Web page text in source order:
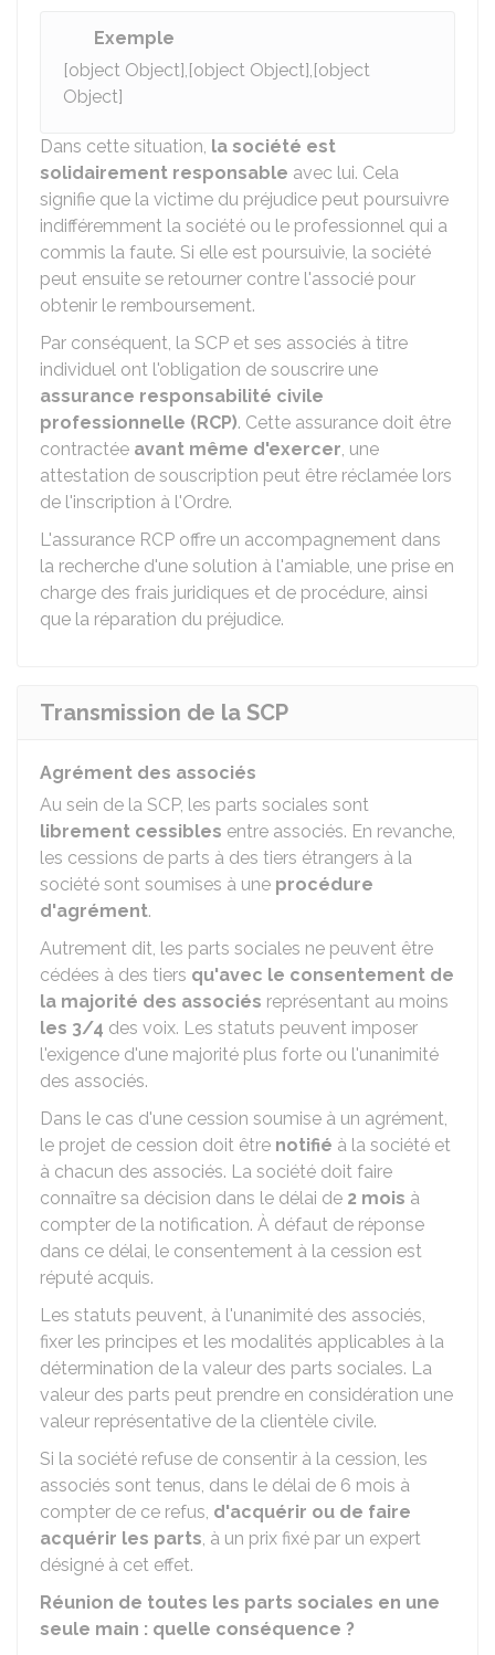
Exemple
[object Object],[object Object],[object
Object]
Dans cette situation, la société est
solidairement responsable avec lui. Cela
signifie que la victime du préjudice peut poursuivre
indifféremment la société ou le professionnel qui a
commis la faute. Si elle est poursuivie, la société
peut ensuite se retourner contre l'associé pour
obtenir le remboursement.
Par conséquent, la SCP et ses associés à titre
individuel ont l'obligation de souscrire une
assurance responsabilité civile
professionnelle (RCP). Cette assurance doit être
contractée avant même d'exercer, une
attestation de souscription peut être réclamée lors
de l'inscription à l'Ordre.
L'assurance RCP offre un accompagnement dans
la recherche d'une solution à l'amiable, une prise en
charge des frais juridiques et de procédure, ainsi
que la réparation du préjudice.
Transmission de la SCP
Agrément des associés
Au sein de la SCP, les parts sociales sont
librement cessibles entre associés. En revanche,
les cessions de parts à des tiers étrangers à la
société sont soumises à une procédure
d'agrément.
Autrement dit, les parts sociales ne peuvent être
cédées à des tiers qu'avec le consentement de
la majorité des associés représentant au moins
les 3/4 des voix. Les statuts peuvent imposer
l'exigence d'une majorité plus forte ou l'unanimité
des associés.
Dans le cas d'une cession soumise à un agrément,
le projet de cession doit être notifié à la société et
à chacun des associés. La société doit faire
connaître sa décision dans le délai de 2 mois à
compter de la notification. À défaut de réponse
dans ce délai, le consentement à la cession est
réputé acquis.
Les statuts peuvent, à l'unanimité des associés,
fixer les principes et les modalités applicables à la
détermination de la valeur des parts sociales. La
valeur des parts peut prendre en considération une
valeur représentative de la clientèle civile.
Si la société refuse de consentir à la cession, les
associés sont tenus, dans le délai de 6 mois à
compter de ce refus, d'acquérir ou de faire
acquérir les parts, à un prix fixé par un expert
désigné à cet effet.
Réunion de toutes les parts sociales en une
seule main : quelle conséquence ?